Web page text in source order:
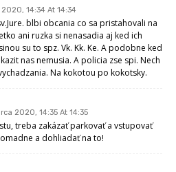
14:34 At 14:34
blbi obcania co sa pristahovali na
ani ruzka si nenasadia aj ked ich
su to spz. Vk. Kk. Ke. A podobne ked
nas nemusia. A policia zse spi. Nech
Na kokotou po kokotsky.
2020, 14:35 At 14:35
treba zakázať parkovať a vstupovať
a dohliadať na to!